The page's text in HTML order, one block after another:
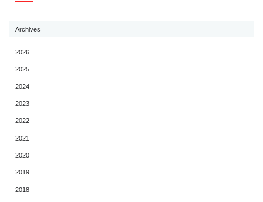
Archives
2026
2025
2024
2023
2022
2021
2020
2019
2018